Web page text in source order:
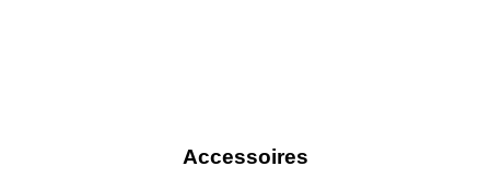
Accessoires